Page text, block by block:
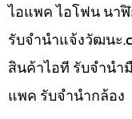
ไอแพค ไอโฟน นา
รับจํานําแจ้งวัฒนะ
สินค้าไอที รับจำนำ
แพค รับจำนำกล้อง